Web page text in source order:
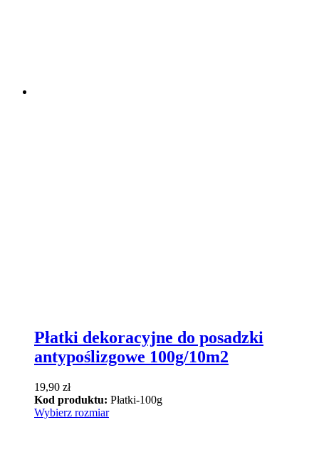
Płatki dekoracyjne do posadzki
antypoślizgowe 100g/10m2
19,90 zł
Kod produktu: Płatki-100g
Wybierz rozmiarTen